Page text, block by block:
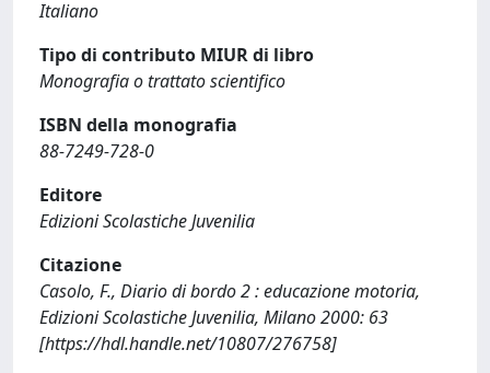
Italiano
Tipo di contributo MIUR di libro
Monografia o trattato scientifico
ISBN della monografia
88-7249-728-0
Editore
Edizioni Scolastiche Juvenilia
Citazione
Casolo, F., Diario di bordo 2 : educazione motoria,
Edizioni Scolastiche Juvenilia, Milano 2000: 63
[https://hdl.handle.net/10807/276758]